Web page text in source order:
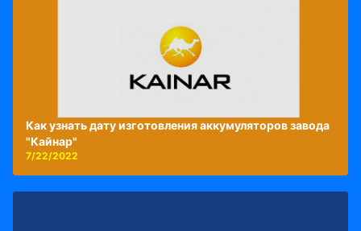
Как узнать дату изготовления аккумуляторов завода
"Кайнар"
7/22/2022